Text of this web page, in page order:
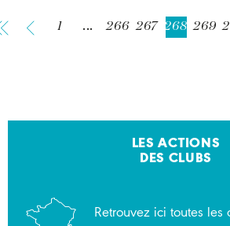
1 ... 266 267 268 269
LES ACTIONS
DES CLUBS
Retrouvez ici toutes les